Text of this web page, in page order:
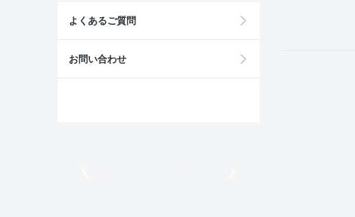
よくあるご質問
お問い合わせ